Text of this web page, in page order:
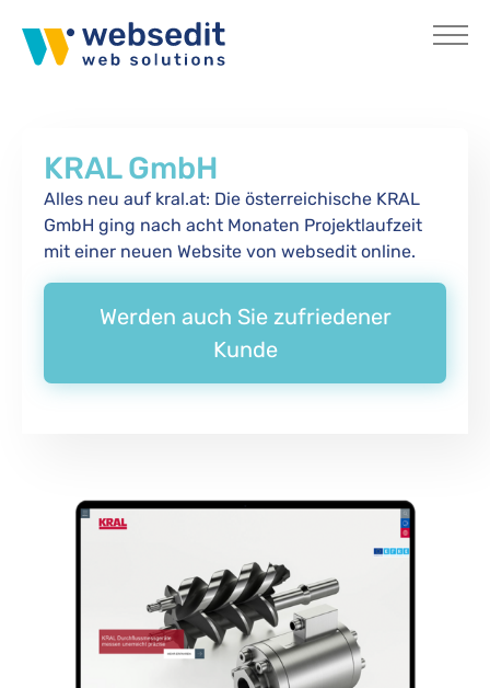
KRAL GmbH
Alles neu auf kral.at: Die österreichische KRAL
GmbH ging nach acht Monaten Projektlaufzeit
mit einer neuen Website von websedit online.
Werden auch Sie zufriedener
Kunde